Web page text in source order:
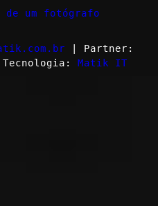
de um fotógrafo
| Partner:
Matik IT